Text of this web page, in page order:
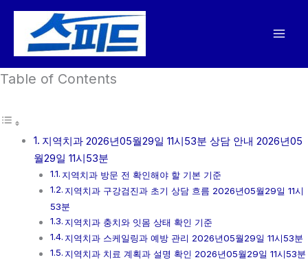
건
뛰
Table of Contents
지역치과 2026년05월29일 11시53분 상담 안내 2026년05
월29일 11시53분
지역치과 방문 전 확인해야 할 기본 기준
지역치과 구강검진과 초기 상담 흐름 2026년05월29일 11시
53분
지역치과 충치와 잇몸 상태 확인 기준
지역치과 스케일링과 예방 관리 2026년05월29일 11시53분
지역치과 치료 계획과 설명 확인 2026년05월29일 11시53분